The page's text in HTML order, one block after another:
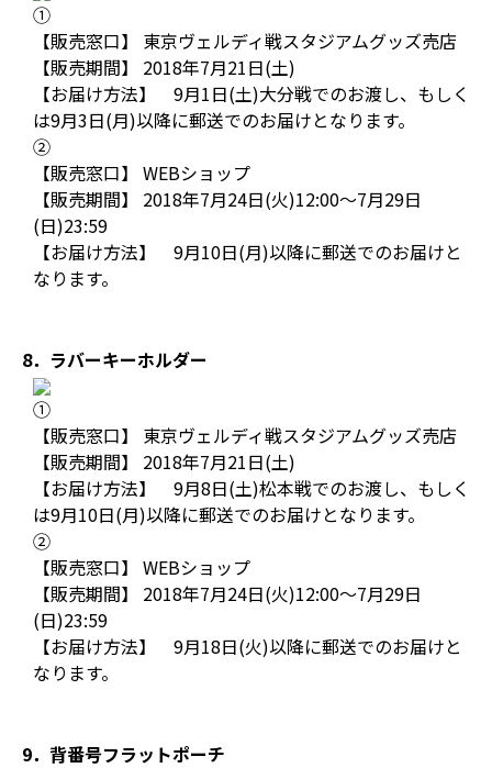
①
【販売窓口】 東京ヴェルディ戦スタジアムグッズ売店
【販売期間】 2018年7月21日(土)
【お届け方法】 9月1日(土)大分戦でのお渡し、もしく
は9月3日(月)以降に郵送でのお届けとなります。
②
【販売窓口】 WEBショップ
【販売期間】 2018年7月24日(火)12:00～7月29日
(日)23:59
【お届け方法】 9月10日(月)以降に郵送でのお届けと
なります。
8．ラバーキーホルダー
①
【販売窓口】 東京ヴェルディ戦スタジアムグッズ売店
【販売期間】 2018年7月21日(土)
【お届け方法】 9月8日(土)松本戦でのお渡し、もしく
は9月10日(月)以降に郵送でのお届けとなります。
②
【販売窓口】 WEBショップ
【販売期間】 2018年7月24日(火)12:00～7月29日
(日)23:59
【お届け方法】 9月18日(火)以降に郵送でのお届けと
なります。
9．背番号フラットポーチ